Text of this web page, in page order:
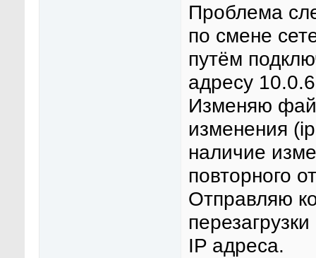
Проблема
по смене
путём
адресу
Изменяю
изменения
наличие
повторного
Отправляю
IP адреса.